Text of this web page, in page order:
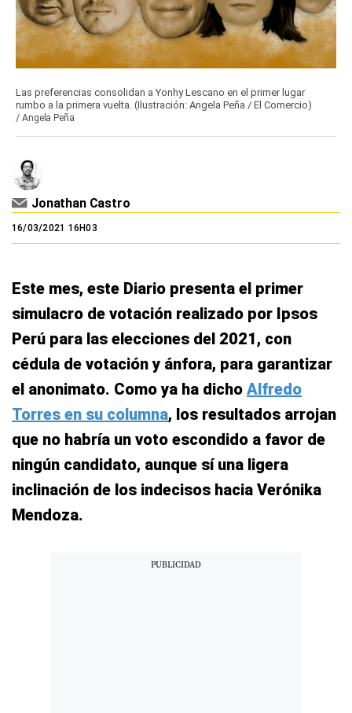
Las preferencias consolidan a Yonhy Lescano en el primer lugar
rumbo a la primera vuelta. (Ilustración: Angela Peña / El Comercio)
/ Angela Peña
Jonathan Castro
16/03/2021 16H03
Este mes, este Diario presenta el primer
simulacro de votación realizado por Ipsos
Perú para las elecciones del 2021, con
cédula de votación y ánfora, para garantizar
el anonimato. Como ya ha dicho Alfredo
Torres en su columna, los resultados arrojan
que no habría un voto escondido a favor de
ningún candidato, aunque sí una ligera
inclinación de los indecisos hacia Verónika
Mendoza.